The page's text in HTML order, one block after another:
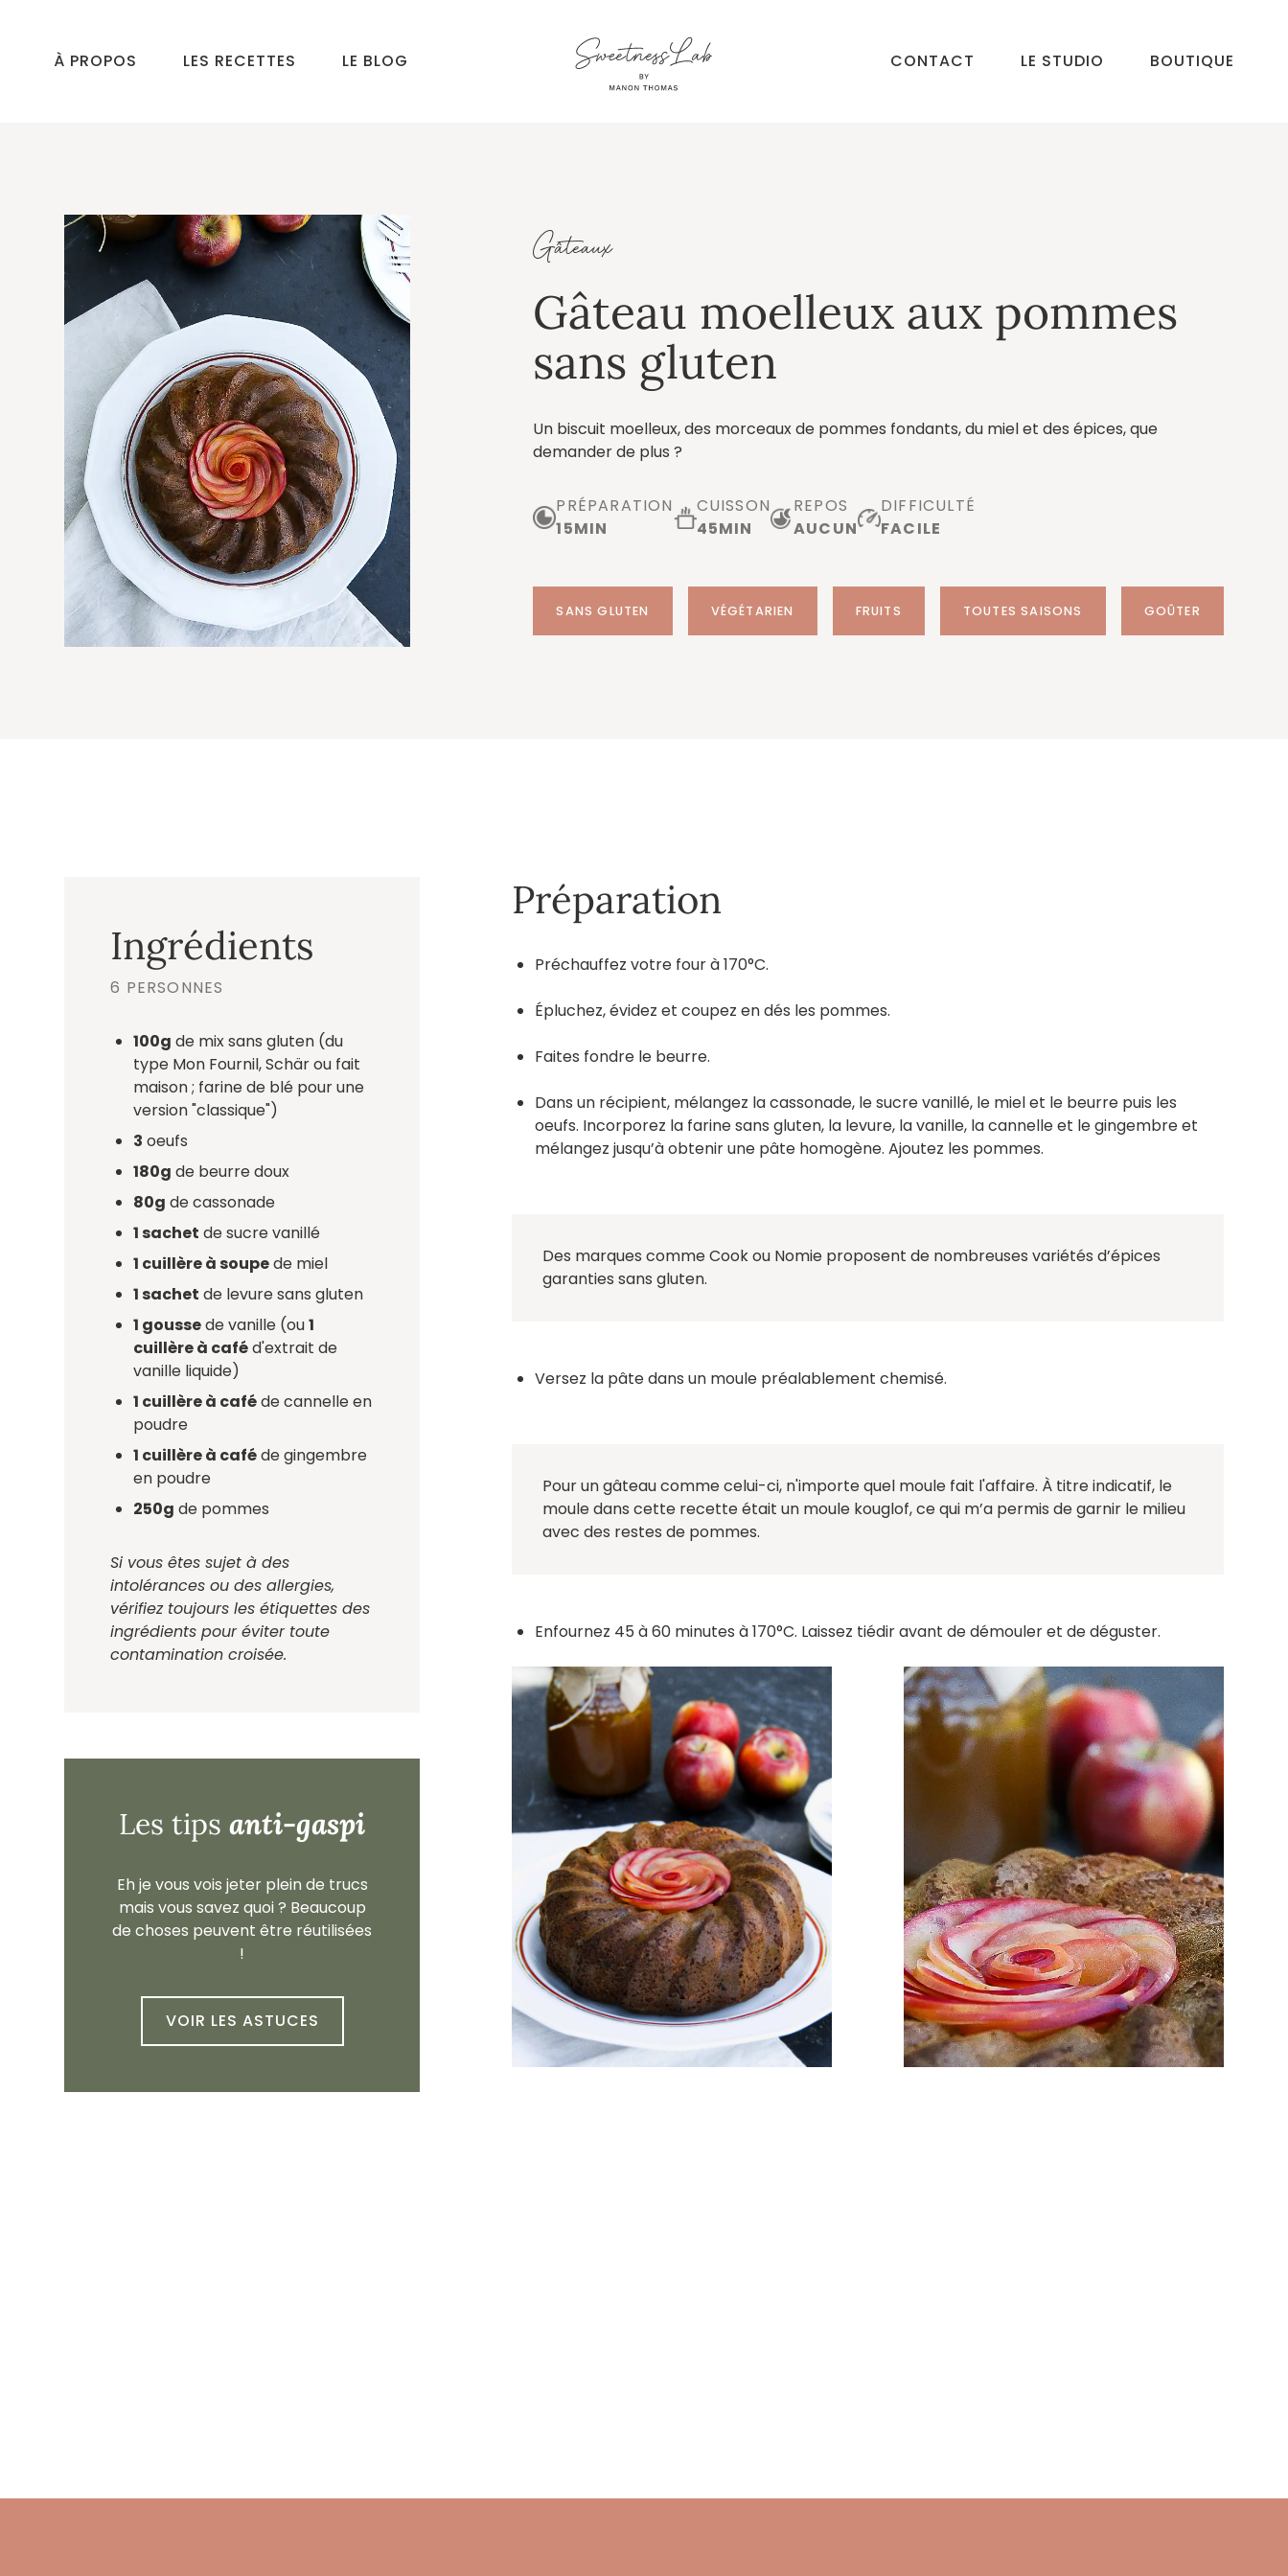
À PROPOS LES RECETTES LE BLOG CONTACT LE STUDIO BOUTIQUE
Gâteaux
Gâteau moelleux aux pommes
sans gluten
Un biscuit moelleux, des morceaux de pommes fondants, du miel et des épices, que
demander de plus ?
PRÉPARATION
15MIN
CUISSON
45MIN
REPOS
AUCUN
DIFFICULTÉ
FACILE
SANS GLUTEN VÉGÉTARIEN FRUITS TOUTES SAISONS GOÛTER
Ingrédients
6 PERSONNES
100g de mix sans gluten (du
type Mon Fournil, Schär ou fait
maison ; farine de blé pour une
version "classique")
3 oeufs
180g de beurre doux
80g de cassonade
1 sachet de sucre vanillé
1 cuillère à soupede miel
1 sachet de levure sans gluten
1 goussede vanille (ou1
cuillère à caféd'extrait de
vanille liquide)
1 cuillère à caféde cannelle en
poudre
1 cuillère à caféde gingembre
en poudre
250g de pommes
Si vous êtes sujet à des
intolérances ou des allergies,
vérifiez toujours les étiquettes des
ingrédients pour éviter toute
contamination croisée.
Les tipsanti-gaspi
Eh je vous vois jeter plein de trucs
mais vous savez quoi ? Beaucoup
de choses peuvent être réutilisées
!
VOIR LES ASTUCES
Préparation
Préchauffez votre four à 170°C.
Épluchez, évidez et coupez en dés les pommes.
Faites fondre le beurre.
Dans un récipient, mélangez la cassonade, le sucre vanillé, le miel et le beurre puis les
oeufs. Incorporez la farine sans gluten, la levure, la vanille, la cannelle et le gingembre et
mélangez jusqu’à obtenir une pâte homogène. Ajoutez les pommes.
Des marques comme Cook ou Nomie proposent de nombreuses variétés d’épices
garanties sans gluten.
Versez la pâte dans un moule préalablement chemisé.
Pour un gâteau comme celui-ci, n'importe quel moule fait l'affaire. À titre indicatif, le
moule dans cette recette était un moule kouglof, ce qui m’a permis de garnir le milieu
avec des restes de pommes.
Enfournez 45 à 60 minutes à 170°C. Laissez tiédir avant de démouler et de déguster.